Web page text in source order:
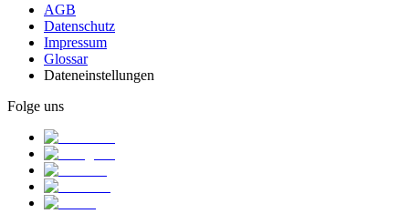
AGB
Datenschutz
Impressum
Glossar
Dateneinstellungen
Folge uns